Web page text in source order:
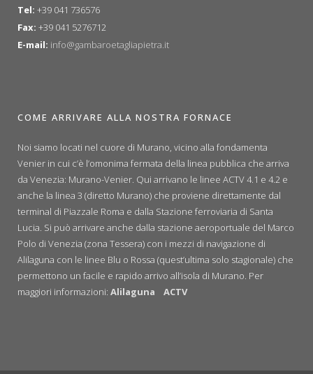
Tel: +39 041 736576
Fax: +39 041 5276712
E-mail: info@gambaroetagliapietra.it
COME ARRIVARE ALLA NOSTRA FORNACE
Noi siamo locati nel cuore di Murano, vicino alla fondamenta
Venier in cui c’è l’omonima fermata della linea pubblica che arriva
da Venezia: Murano-Venier. Qui arrivano le linee ACTV 4.1 e 4.2 e
anche la linea 3 (diretto Murano) che proviene direttamente dal
terminal di Piazzale Roma e dalla Stazione ferroviaria di Santa
Lucia. Si può arrivare anche dalla stazione aeroportuale del Marco
Polo di Venezia (zona Tessera) con i mezzi di navigazione di
Alilaguna con le linee Blu o Rossa (quest’ultima solo stagionale) che
permettono un facile e rapido arrivo all’isola di Murano. Per
maggiori informazioni: Alilaguna ACTV